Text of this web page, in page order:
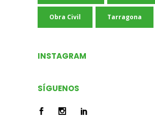
Obra Civil Tarragona
INSTAGRAM
SÍGUENOS